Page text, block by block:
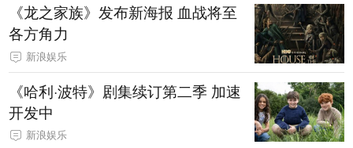
《龙之家族》发布新海报 血战将至
各方角力
新浪娱乐
《哈利·波特》剧集续订第二季 加速
开发中
新浪娱乐